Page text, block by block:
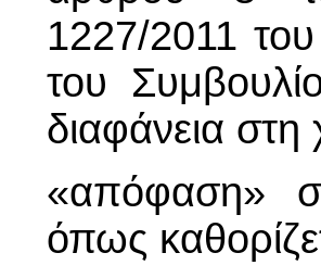
1227/2011
του
διαφάνεια στη
«απόφαση»
όπως